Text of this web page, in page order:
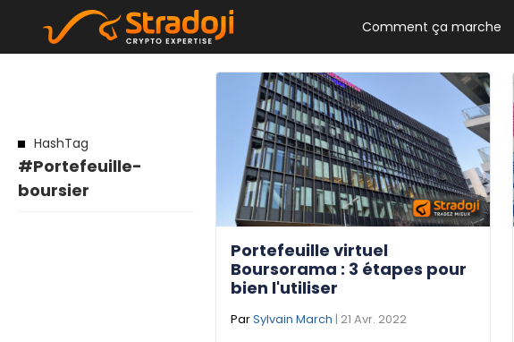
Comment ça marche
HashTag
#Portefeuille-
boursier
Portefeuille virtuel
Boursorama : 3 étapes pour
bien l'utiliser
ParSylvain March | 21 Avr. 2022